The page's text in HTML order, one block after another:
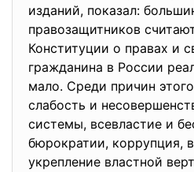
изданий, показал:
правозащитников
Конституции о правах и
гражданина в России
мало. Среди причин
слабость и
системы, всевластие и
бюрократии, коррупция,
укрепление властной